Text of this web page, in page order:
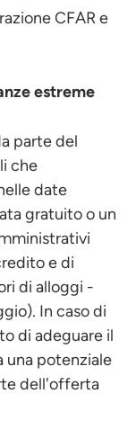
CFAR e
estreme
parte del
che
date
gratuito o un
e di
di alloggi -
In caso di
di adeguare il
una potenziale
dell'offerta